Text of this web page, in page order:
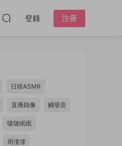
登錄 注冊
日韓ASMR
直播錄像 觸發音
啵啵眠眠
周潼潼